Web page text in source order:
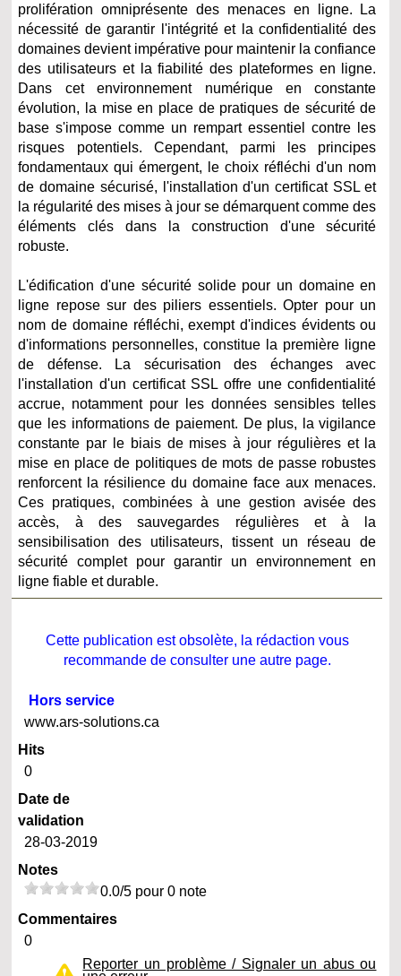
prolifération omniprésente des menaces en ligne. La
nécessité de garantir l'intégrité et la confidentialité des
domaines devient impérative pour maintenir la confiance
des utilisateurs et la fiabilité des plateformes en ligne.
Dans cet environnement numérique en constante
évolution, la mise en place de pratiques de sécurité de
base s'impose comme un rempart essentiel contre les
risques potentiels. Cependant, parmi les principes
fondamentaux qui émergent, le choix réfléchi d'un nom
de domaine sécurisé, l'installation d'un certificat SSL et
la régularité des mises à jour se démarquent comme des
éléments clés dans la construction d'une sécurité
robuste.
L'édification d'une sécurité solide pour un domaine en
ligne repose sur des piliers essentiels. Opter pour un
nom de domaine réfléchi, exempt d'indices évidents ou
d'informations personnelles, constitue la première ligne
de défense. La sécurisation des échanges avec
l'installation d'un certificat SSL offre une confidentialité
accrue, notamment pour les données sensibles telles
que les informations de paiement. De plus, la vigilance
constante par le biais de mises à jour régulières et la
mise en place de politiques de mots de passe robustes
renforcent la résilience du domaine face aux menaces.
Ces pratiques, combinées à une gestion avisée des
accès, à des sauvegardes régulières et à la
sensibilisation des utilisateurs, tissent un réseau de
sécurité complet pour garantir un environnement en
ligne fiable et durable.
Cette publication est obsolète, la rédaction vous
recommande de consulter une autre page.
Hors service
www.ars-solutions.ca
Hits
0
Date de
validation
28-03-2019
Notes
0.0/5 pour 0 note
Commentaires
0
Reporter un problème / Signaler un abus ou